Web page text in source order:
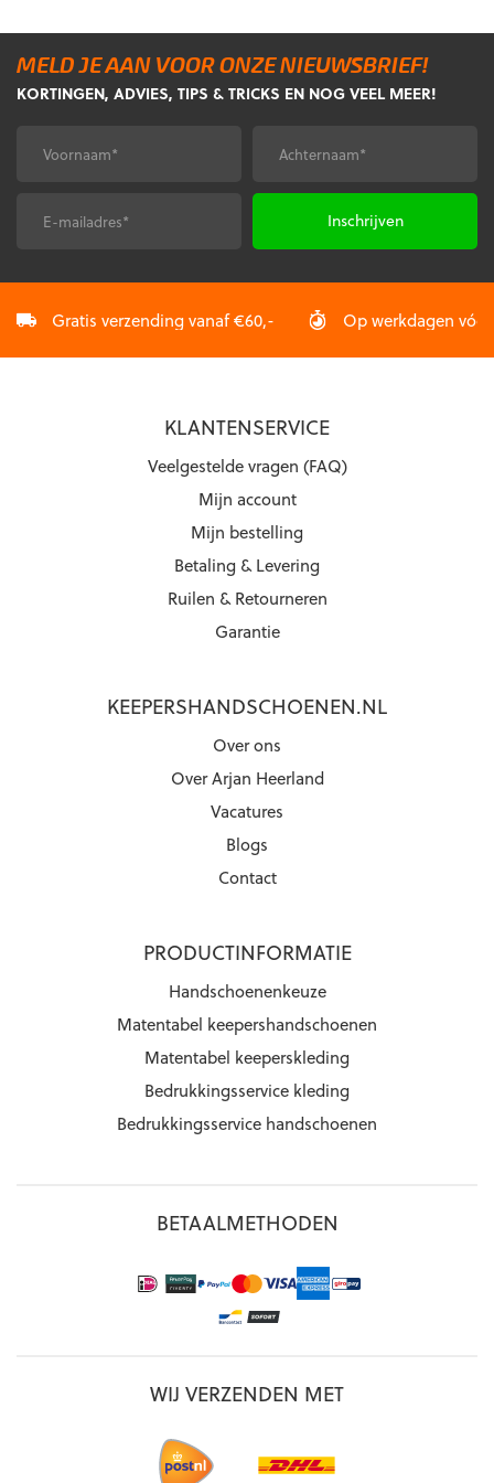
optie
kan
worden
productpagina
Deze
optie
gekozen
worden
op
MELD JE AAN VOOR ONZE NIEUWSBRIEF!
KORTINGEN, ADVIES, TIPS & TRICKS EN NOG VEEL MEER!
Voornaam* Achternaam*
Gratis verzending vanaf €60,- Op werkdagen
KLANTENSERVICE
Veelgestelde vragen (FAQ)
Mijn account
Mijn bestelling
Betaling & Levering
Ruilen & Retourneren
Garantie
KEEPERSHANDSCHOENEN.NL
Over ons
Over Arjan Heerland
Vacatures
Blogs
Contact
PRODUCTINFORMATIE
Handschoenenkeuze
Matentabel keepershandschoenen
Matentabel keeperskleding
Bedrukkingsservice kleding
Bedrukkingsservice handschoenen
BETAALMETHODEN
WIJ VERZENDEN MET